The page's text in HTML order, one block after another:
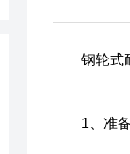
钢轮式耐
1、准备